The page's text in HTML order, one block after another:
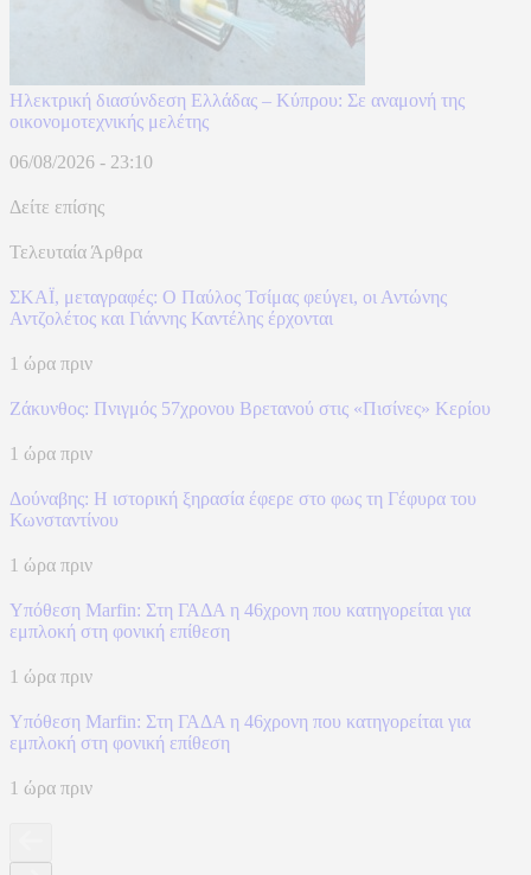
Ηλεκτρική διασύνδεση Ελλάδας – Κύπρου: Σε αναμονή της
οικονομοτεχνικής μελέτης
06/08/2026 - 23:10
Δείτε επίσης
Τελευταία Άρθρα
ΣΚΑΪ, μεταγραφές: Ο Παύλος Τσίμας φεύγει, οι Αντώνης
Αντζολέτος και Γιάννης Καντέλης έρχονται
1 ώρα πριν
Ζάκυνθος: Πνιγμός 57χρονου Βρετανού στις «Πισίνες» Κερίου
1 ώρα πριν
Δούναβης: Η ιστορική ξηρασία έφερε στο φως τη Γέφυρα του
Κωνσταντίνου
1 ώρα πριν
Υπόθεση Marfin: Στη ΓΑΔΑ η 46χρονη που κατηγορείται για
εμπλοκή στη φονική επίθεση
1 ώρα πριν
Υπόθεση Marfin: Στη ΓΑΔΑ η 46χρονη που κατηγορείται για
εμπλοκή στη φονική επίθεση
1 ώρα πριν